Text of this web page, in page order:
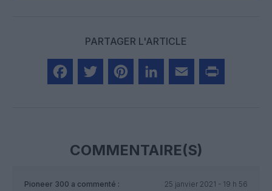
PARTAGER L'ARTICLE
COMMENTAIRE(S)
Pioneer 300 a commenté :
25 janvier 2021 - 19 h 56